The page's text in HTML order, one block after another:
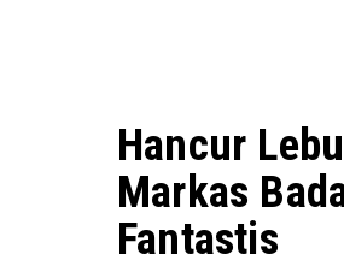
Hancur
Markas
Fantastis